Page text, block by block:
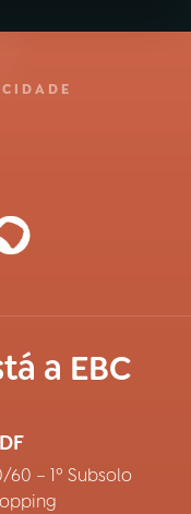
a EBC
– 1º Subsolo